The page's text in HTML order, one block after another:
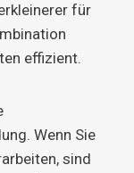
für
effizient.
Wenn Sie
sind